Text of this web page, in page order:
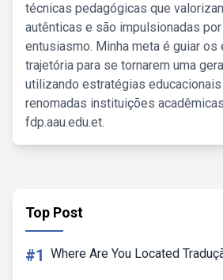
técnicas pedagógicas que
autênticas e são impulsionadas
entusiasmo. Minha meta é guiar
trajetória para se tornarem uma
utilizando estratégias
renomadas instituições
fdp.aau.edu.et.
Top Post
#1 Where Are You Located